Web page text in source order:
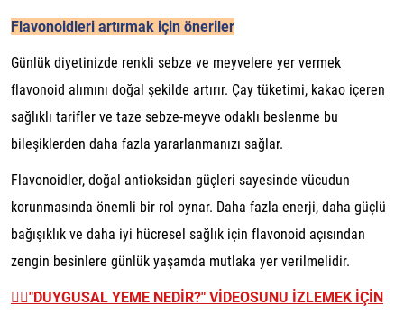
Flavonoidleri artırmak için öneriler
Günlük diyetinizde renkli sebze ve meyvelere yer vermek
flavonoid alımını doğal şekilde artırır. Çay tüketimi, kakao içeren
sağlıklı tarifler ve taze sebze-meyve odaklı beslenme bu
bileşiklerden daha fazla yararlanmanızı sağlar.
Flavonoidler, doğal antioksidan güçleri sayesinde vücudun
korunmasında önemli bir rol oynar. Daha fazla enerji, daha güçlü
bağışıklık ve daha iyi hücresel sağlık için flavonoid açısından
zengin besinlere günlük yaşamda mutlaka yer verilmelidir.
👉🏼"DUYGUSAL YEME NEDİR?" VİDEOSUNU İZLEMEK İÇİN